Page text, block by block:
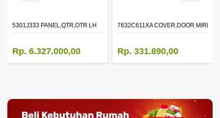
5301J333 PANEL,QTR,OTR LH
Rp. 6.327.000,00
7632C611XA COVER,DOOR
Rp. 331.890,00